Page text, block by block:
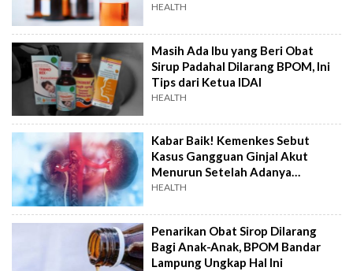
HEALTH
Masih Ada Ibu yang Beri Obat
Sirup Padahal Dilarang BPOM, Ini
Tips dari Ketua IDAI
HEALTH
Kabar Baik! Kemenkes Sebut
Kasus Gangguan Ginjal Akut
Menurun Setelah Adanya
Larangan Konsumsi Obat Sirup
HEALTH
Penarikan Obat Sirop Dilarang
Bagi Anak-Anak, BPOM Bandar
Lampung Ungkap Hal Ini